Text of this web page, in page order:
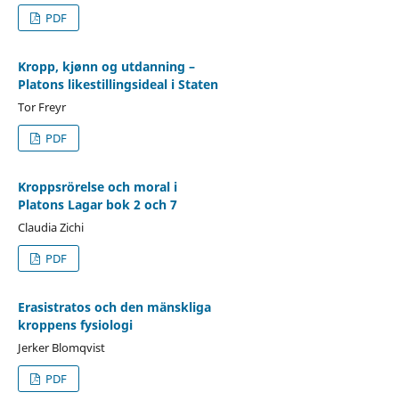
PDF
Kropp, kjønn og utdanning –
Platons likestillingsideal i Staten
Tor Freyr
PDF
Kroppsrörelse och moral i
Platons Lagar bok 2 och 7
Claudia Zichi
PDF
Erasistratos och den mänskliga
kroppens fysiologi
Jerker Blomqvist
PDF